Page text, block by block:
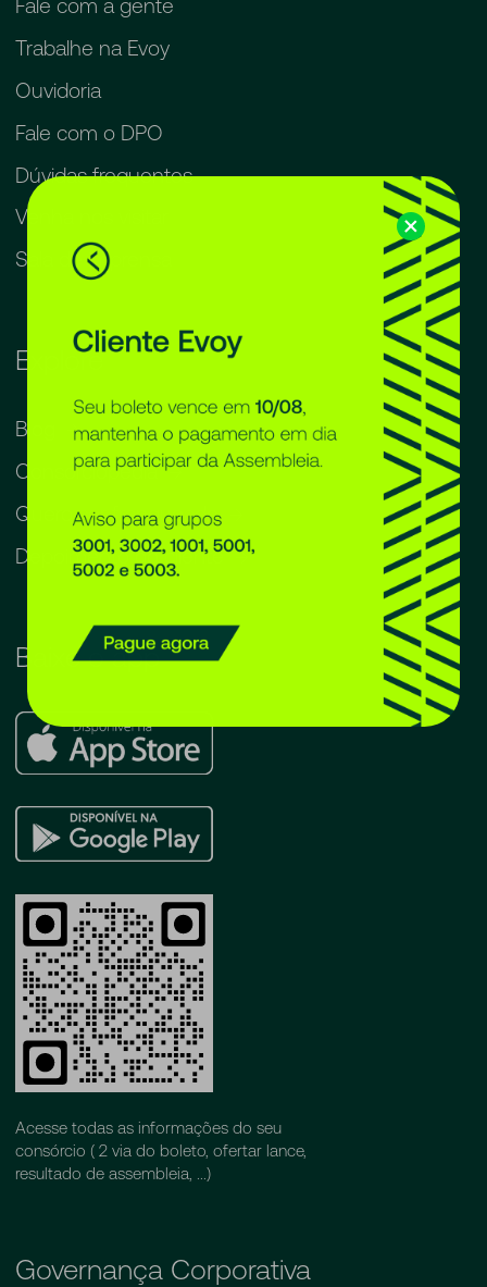
Fale com a gente
Trabalhe na Evoy
Ouvidoria
Fale com o DPO
Dúvidas frequentes
Venha nos visitar
Sala de imprensa
Explore
Blog
Consorciopedia
Quero ser franqueado
Depoimento do cliente
Baixe o app
Apple
Acesse todas as informações do seu
consórcio ( 2 via do boleto, ofertar lance,
resultado de assembleia, ...)
Governança Corporativa